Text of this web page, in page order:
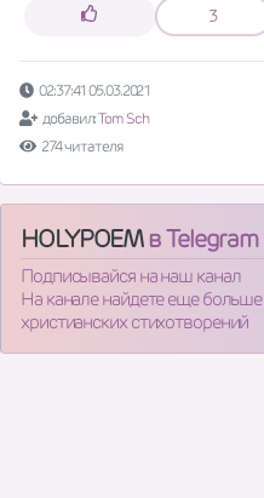
3
02:37:41 05.03.2021
добавил:Tom Sch
274 читателя
HOLYPOEMв Telegram
Подписывайся на наш канал
На канале найдете еще больше
христианских стихотворений